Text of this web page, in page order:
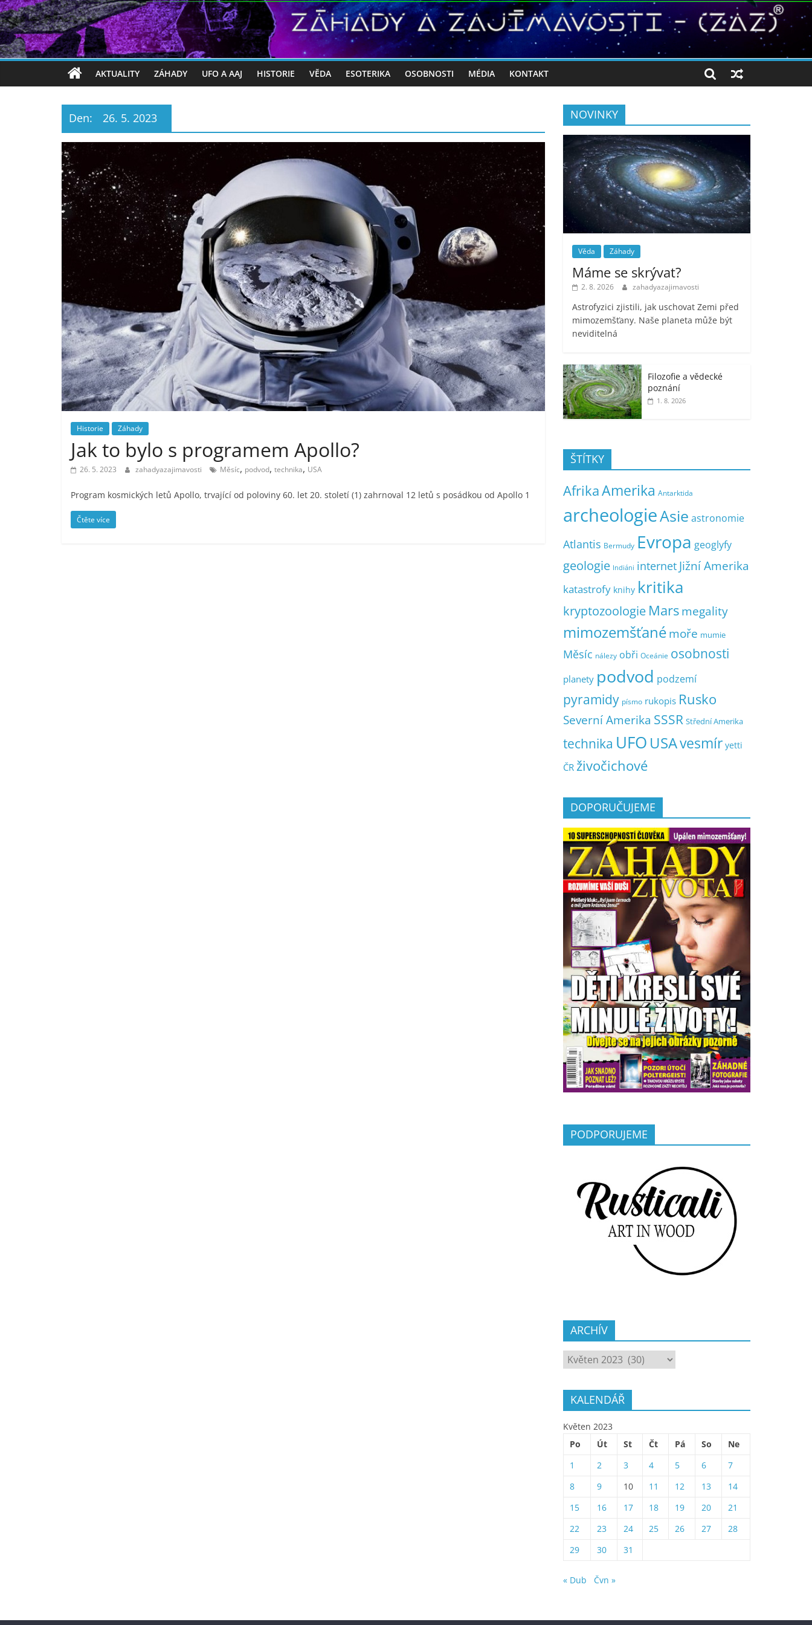
AKTUALITY ZÁHADY UFO A AAJ HISTORIE VĚDA ESOTERIKA OSOBNOSTI MÉDIA KONTAKT
Den: 26. 5. 2023
Historie Záhady
Jak to bylo s programem Apollo?
26. 5. 2023 zahadyazajimavosti Měsíc, podvod, technika, USA
Program kosmických letů Apollo, trvající od poloviny 60. let 20. století (1) zahrnoval 12 letů s posádkou od Apollo 1
Čtěte více
NOVINKY
Věda Záhady
Máme se skrývat?
2. 8. 2026 zahadyazajimavosti
Astrofyzici zjistili, jak uschovat Zemi před
mimozemšťany. Naše planeta může být
neviditelná
Filozofie a vědecké
poznání
1. 8. 2026
ŠTÍTKY
AfrikaAmerika Antarktida
archeologieAsie astronomie
Atlantis Bermudy Evropa geoglyfy
geologie Indiáni internet Jižní Amerika
katastrofy knihy kritika
kryptozoologie Marsmegality
mimozemšťanémoře mumie
Měsíc nálezy obři Oceánie osobnosti
planety podvod podzemí
pyramidy písmo rukopis Rusko
Severní Amerika SSSR Střední Amerika
technika UFO USAvesmír yetti
ČR živočichové
DOPORUČUJEME
PODPORUJEME
ARCHÍV
ARCHÍV
KALENDÁŘ
Květen 2023
Po
Út St Čt Pá So
Ne
1
2 3 4 5 6
7
8
9 10 11 12 13
14
15
16 17 18 19 20
21
22
23 24 25 26 27
28
29
30 31
« Dub Čvn »